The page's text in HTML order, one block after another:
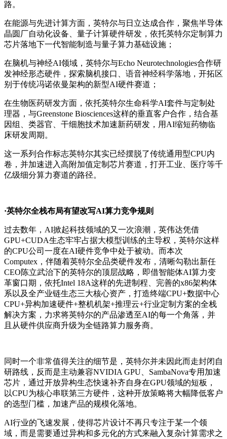
路。
在能源与先进计算方面，英特尔与日立达成合作，聚焦半导体
晶圆厂自动化设备、量子计算硬件研发，依托英特尔定制算力
芯片落地下一代智能制造与量子算力基础设施；
在脑机与神经AI领域，英特尔与Echo Neurotechnologies合作研
发神经形态硬件，探索脑机接口、语音神经科学落地，开拓区
别于传统冯诺依曼架构的新型AI硬件赛道；
在生物医药研发方面，依托英特尔生命科学AI套件与定制处
理器，与Greenstone Biosciences这样的垂直客户合作，结合基
因组、类器官、干细胞技术加速新药研发，用AI缩短药物临
床研发周期。
这一系列合作标志英特尔其实已经摆脱了传统通用型CPU内
卷，并加速进入高附加值定制芯片赛道，打开工业、医疗等千
亿级细分算力赛道的路径。
·英特尔全栈布局有望改写AI算力竞争规则
过去数年，AI掀起科技领域的又一次浪潮，英伟达凭借
GPU+CUDA生态牢牢占据大模型训练的主导权，英特尔这样
的CPU公司一度在AI硬件竞争中处于被动。而本次
Computex，伴随着英特尔全品类硬件发布，清晰勾勒出新任
CEO陈立武治下的英特尔的顶层战略，即借智能体AI算力变
革窗口期，依托Intel 18A这样的先进制程、完善的x86架构体
系以及全产业链生态三大核心资产，打造终端CPU+数据中心
CPU+异构加速硬件+整机机架+推理云+行业定制方案的全栈
解决方案，力求将英特尔的产品渗透至AI的每一个角落，并
且从硬件供应商升级为全链路算力服务商。
同时一个非常值得关注的细节是，英特尔并未因此而走封闭自
研路线，反而是主动兼容NVIDIA GPU、SambaNova专用加速
芯片，通过开放异构生态快速补齐自身在GPU领域的短板，
以CPU为核心串联第三方硬件，这种开放策略将大幅降低客户
的选型门槛，加速产品的规模化落地。
AI行业的飞速发展，使得芯片设计不再只专注于某一个领
域，而是需要通过异构和多元化的方式来融入复杂计算需求之